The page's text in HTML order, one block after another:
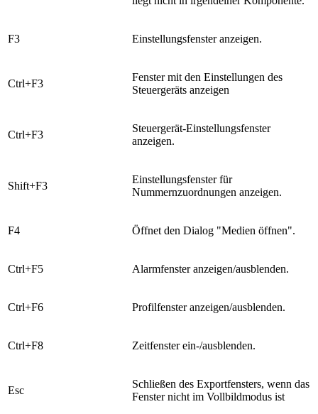
​F3 Einstellungsfenster anzeigen.
​Ctrl+F3
Fenster mit den Einstellungen des
Steuergeräts anzeigen
​Ctrl+F3
​Steuergerät-Einstellungsfenster
anzeigen.
​Shift+F3
​Einstellungsfenster für
Nummernzuordnungen anzeigen.
​F4 Öffnet den Dialog "Medien öffnen".
​Ctrl+F5 ​Alarmfenster anzeigen/ausblenden.
​Ctrl+F6 ​Profilfenster anzeigen/ausblenden.
​Ctrl+F8 Zeitfenster ein-/ausblenden.
Esc​
Schließen des Exportfensters, wenn das
Fenster nicht im Vollbildmodus ist